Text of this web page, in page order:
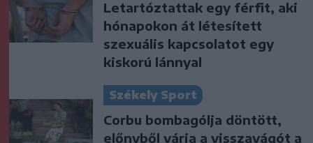
Letartóztattak egy férfit, aki
hónapokon át létesített
szexuális kapcsolatot egy
kiskorú lánnyal
Székely Sport
Corbu bombagólja döntött,
előnyből várja a visszavágót a